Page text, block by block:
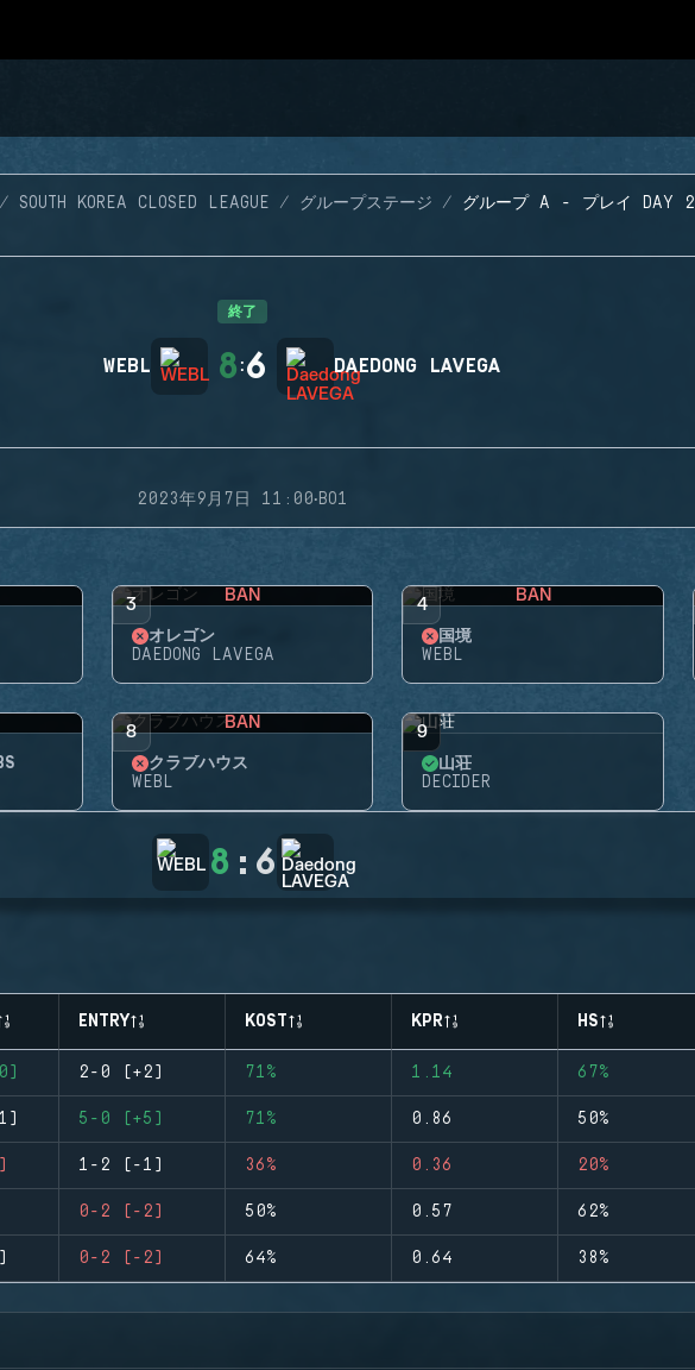
SOUTH KOREA CLOSED LEAGUE グループステージ グループ A - プレイ DAY 2
終了
WEBL 8 :6 DAEDONG LAVEGA
2023年9月7日 11:00·BO1
3 BAN
オレゴン
DAEDONG LAVEGA
4 BAN
国境
WEBL
8 BAN
クラブハウス
WEBL
9
山荘
DECIDER
8 : 6
ENTRY KOST KPR HS
2-0 (+2) 71% 1.14 67%
5-0 (+5) 71% 0.86 50%
1-2 (-1) 36% 0.36 20%
0-2 (-2) 50% 0.57 62%
0-2 (-2) 64% 0.64 38%